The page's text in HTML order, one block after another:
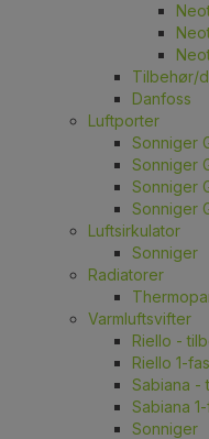
Tilbehør/
Danfoss
Luftporter
Sonniger
Sonniger
Sonniger
Sonniger
Luftsirkulator
Sonniger
Radiatorer
Varmluftsvifter
Riello -
Riello 1-fas
Sabiana -
Sabiana
Sonniger